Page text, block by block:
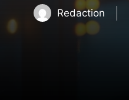
Redaction